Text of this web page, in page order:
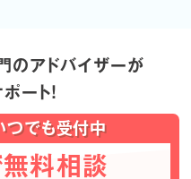
のアドバイザーが
ート！
でも受付中
料相談